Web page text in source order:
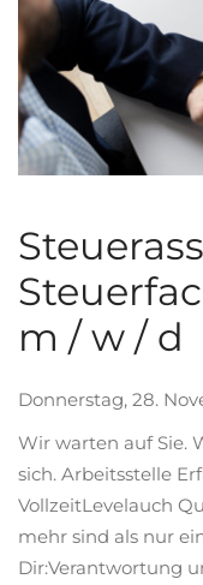
m / w / d
Donnerstag, 28.
Wir warten auf Sie.
sich. Arbeitsstelle
VollzeitLevelauch
mehr sind als nur
Dir:Verantwortung